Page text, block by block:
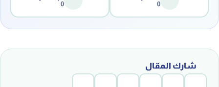
شارك المقال